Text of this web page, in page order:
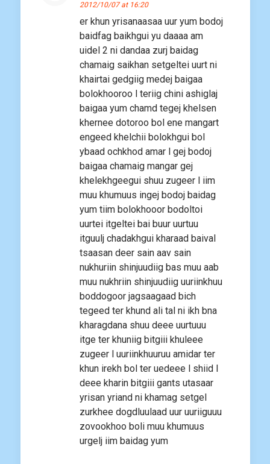
2012/10/07 at 16:20
er khun yrisanaasaa uur yum bodoj
baidfag baikhgui yu daaaa am
uidel 2 ni dandaa zurj baidag
chamaig saikhan setgeltei uurt ni
khairtai gedgiig medej baigaa
bolokhooroo l teriig chini ashiglaj
baigaa yum chamd tegej khelsen
khernee dotoroo bol ene mangart
engeed khelchii bolokhgui bol
ybaad ochkhod amar l gej bodoj
baigaa chamaig mangar gej
khelekhgeegui shuu zugeer l iim
muu khumuus ingej bodoj baidag
yum tiim bolokhooor bodoltoi
uurtei itgeltei bai buur uurtuu
itguulj chadakhgui kharaad baival
tsaasan deer sain aav sain
nukhuriin shinjuudiig bas muu aab
muu nukhriin shinjuudiig uuriinkhuu
boddogoor jagsaagaad bich
tegeed ter khund ali tal ni ikh bna
kharagdana shuu deee uurtuuu
itge ter khuniig bitgiii khuleee
zugeer l uuriinkhuuruu amidar ter
khun irekh bol ter uedeee l shiid l
deee kharin bitgiii gants utasaar
yrisan yriand ni khamag setgel
zurkhee dogdluulaad uur uuriiguuu
zovookhoo boli muu khumuus
urgelj iim baidag yum